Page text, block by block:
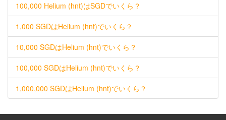
100,000 Helium (hnt)はSGDでいくら？
1,000 SGDはHelium (hnt)でいくら？
10,000 SGDはHelium (hnt)でいくら？
100,000 SGDはHelium (hnt)でいくら？
1,000,000 SGDはHelium (hnt)でいくら？